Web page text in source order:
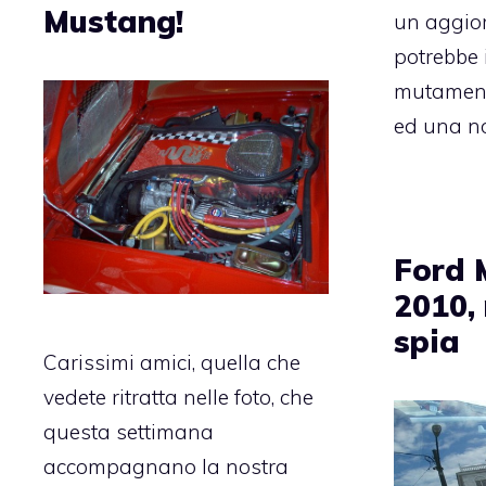
un
ed una
Mustang!
Carissimi amici, quella che
vedete ritratta nelle foto, che
questa settimana
accompagnano la nostra
Ford
spia